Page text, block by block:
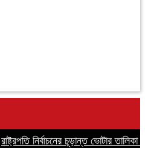
রাষ্ট্রপতি নির্বাচনের চূড়ান্ত ভোটার তালিকা